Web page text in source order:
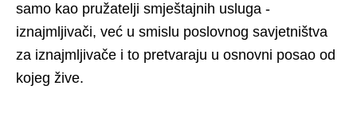
samo kao pružatelji smještajnih usluga -
iznajmljivači, već u smislu poslovnog savjetništva
za iznajmljivače i to pretvaraju u osnovni posao od
kojeg žive.